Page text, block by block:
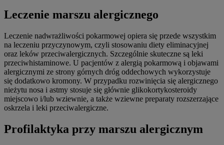
Leczenie marszu alergicznego
Leczenie nadwrażliwości pokarmowej opiera się przede wszystkim
na leczeniu przyczynowym, czyli stosowaniu diety eliminacyjnej
oraz leków przeciwalergicznych. Szczególnie skuteczne są leki
przeciwhistaminowe. U pacjentów z alergią pokarmową i objawami
alergicznymi ze strony górnych dróg oddechowych wykorzystuje
się dodatkowo kromony. W przypadku rozwinięcia się alergicznego
nieżytu nosa i astmy stosuje się głównie glikokortykosteroidy
miejscowo i/lub wziewnie, a także wziewne preparaty rozszerzające
oskrzela i leki przeciwalergiczne.
Profilaktyka przy marszu alergicznym